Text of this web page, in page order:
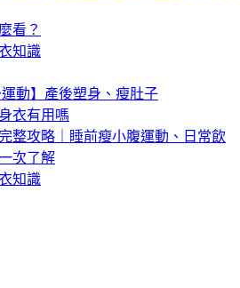
看？
知識
運動】產後塑身、瘦肚子
衣有用嗎
整攻略｜睡前瘦小腹運動、日常飲
次了解
知識